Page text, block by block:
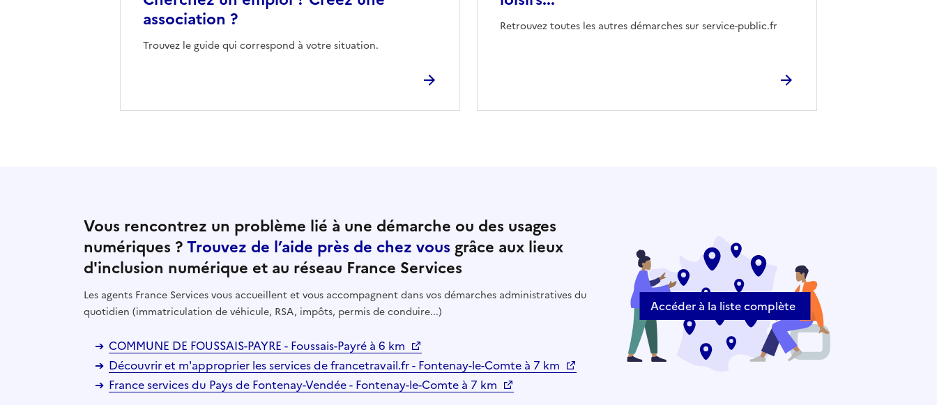
association ?
Trouvez le guide qui correspond à votre situation.
Retrouvez toutes les autres démarches sur service-public.fr
Vous rencontrez un problème lié à une démarche ou des usages
numériques ?Trouvez de l’aide près de chez vous grâce aux lieux
d'inclusion numérique et au réseau France Services
Les agents France Services vous accueillent et vous accompagnent dans vos démarches administratives du
quotidien (immatriculation de véhicule, RSA, impôts, permis de conduire...)
COMMUNE DE FOUSSAIS-PAYRE - Foussais-Payré à 6 km
Découvrir et m'approprier les services de francetravail.fr - Fontenay-le-Comte à 7 km
France services du Pays de Fontenay-Vendée - Fontenay-le-Comte à 7 km
Accéder à la liste complète